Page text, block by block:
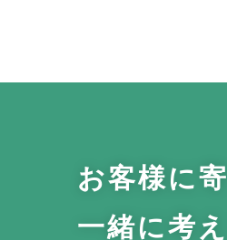
お客様に
一緒に考